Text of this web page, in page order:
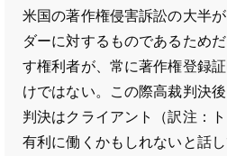
米国の著作権侵害訴訟の大半
ダーに対するものであるため
す権利者が、常に著作権登録
けではない。この際高裁判決
判決はクライアント（訳注：
有利に働くかもしれないと話し